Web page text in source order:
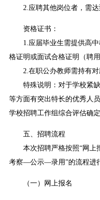
2.应聘其他岗位者，需达
资格证书：
1.应届毕业生需提供高中
格证明或面试合格证明（聘
2.在职公办教师需持有对
特殊说明：对于学校紧缺
等方面有突出特长的优秀人
学校招聘工作组综合评估确定
五、招聘流程
本次招聘严格按照“网上
考察—公示—录用”的流程进
（一）网上报名